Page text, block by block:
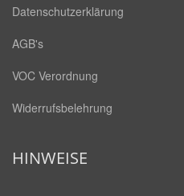
Datenschutzerklärung
AGB's
VOC Verordnung
Widerrufsbelehrung
HINWEISE